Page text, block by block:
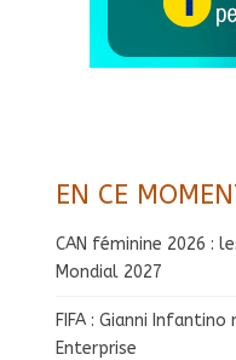
EN CE
CAN féminine 2026 :
Mondial 2027
FIFA : Gianni
Enterprise